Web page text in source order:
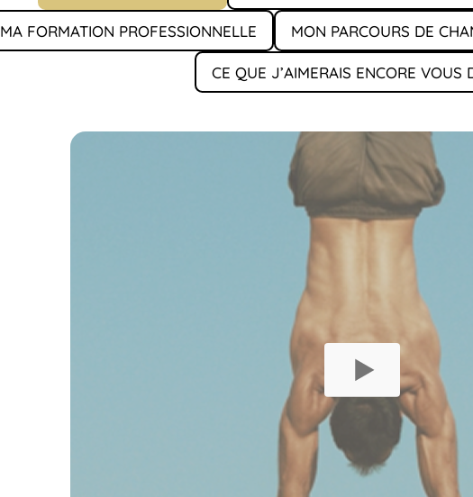
MA FORMATION PROFESSIONNELLE MON PARCOURS DE
CE QUE J’AIMERAIS ENCORE VOUS